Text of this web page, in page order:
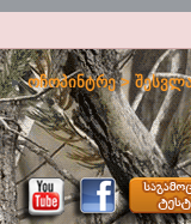
ოჩოპინტრე>